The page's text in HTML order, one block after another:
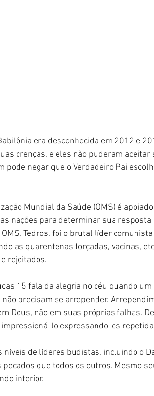
era desconhecida em 2012 e
crenças, e eles não puderam aceitar
pode negar que o Verdadeiro Pai
Mundial da Saúde (OMS) é
nações para determinar sua resposta
Tedros, foi o brutal líder
as quarentenas forçadas, vacinas,
rejeitados.
15 fala da alegria no céu quando
precisam se arrepender.
Deus, não em suas próprias falhas.
lo expressando-os
de líderes budistas, incluindo o
que todos os outros. Mesmo
interior.